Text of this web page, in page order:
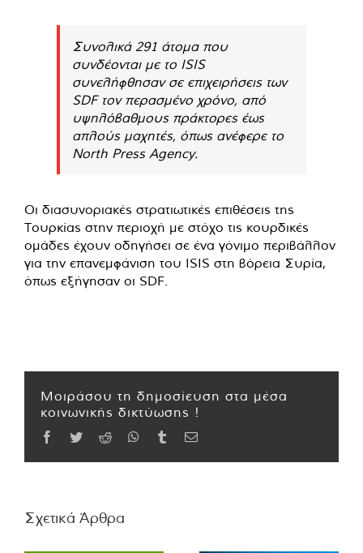
Συνολικά 291 άτομα που
συνδέονται με το ISIS
συνελήφθησαν σε επιχειρήσεις των
SDF τον περασμένο χρόνο, από
υψηλόβαθμους πράκτορες έως
απλούς μαχητές, όπως ανέφερε το
North Press Agency.
Οι διασυνοριακές στρατιωτικές επιθέσεις της
Τουρκίας στην περιοχή με στόχο τις κουρδικές
ομάδες έχουν οδηγήσει σε ένα γόνιμο περιβάλλον
για την επανεμφάνιση του ISIS στη βόρεια Συρία,
όπως εξήγησαν οι SDF.
Μοιράσου τη δημοσίευση στα μέσα
κοινωνικής δικτύωσης !
Facebook
TwitterReddit WhatsApp
TumblrEmail
Σχετικά Άρθρα